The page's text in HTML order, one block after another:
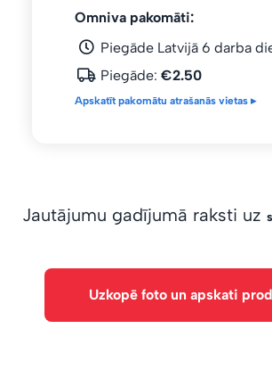
Omniva pakomāti:
Piegāde Latvijā 6 darba
Piegāde: €2.50
Apskatīt pakomātu atrašanās vietas ▸
Jautājumu gadījumā raksti uz
Uzkopē foto un apskati